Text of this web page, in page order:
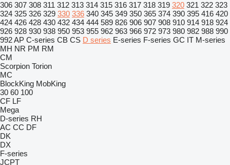
306 307 308 311 312 313 314 315 316 317 318 319 320 321 322 323
324 325 326 329 330 336 340 345 349 350 365 374 390 395 416 420
424 426 428 430 432 434 444 589 826 906 907 908 910 914 918 924
926 928 930 938 950 953 955 962 963 966 972 973 980 982 988 990
992AP C-series CB CS D series E-series F-series GC IT M-series
MH NR PM RM
CM
Scorpion Torion
MC
BlockKing MobKing
30 60 100
CF LF
Mega
D-series RH
AC CC DF
DK
DX
F-series
JCPT